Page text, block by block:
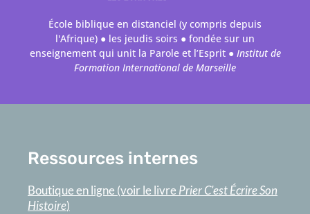
École biblique en distanciel (y compris depuis
l'Afrique) ● les jeudis soirs ● fondée sur un
enseignement qui unit la Parole et l’Esprit ● Institut de
Formation International de Marseille
Ressources internes
Boutique en ligne (voir le livre Prier C'est Écrire Son
Histoire)